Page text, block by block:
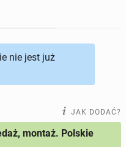
nie jest już
JAK DODAĆ?
montaż. Polskie